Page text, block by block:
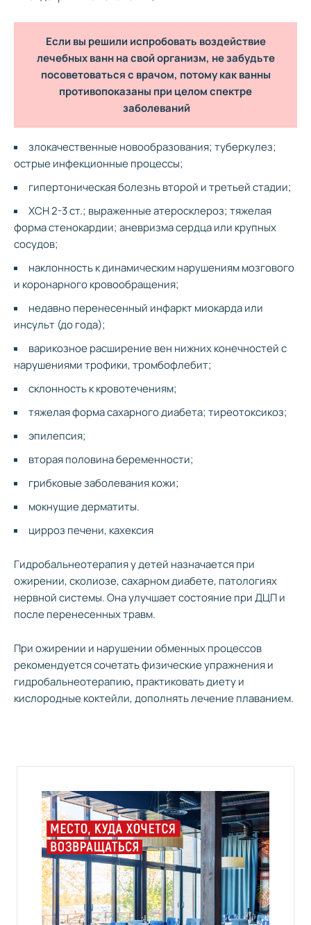
Если вы решили испробовать воздействие
лечебных ванн на свой организм, не забудьте
посоветоваться с врачом, потому как ванны
противопоказаны при целом спектре
заболеваний
злокачественные новообразования; туберкулез;
острые инфекционные процессы;
гипертоническая болезнь второй и третьей стадии;
ХСН 2-3 ст.; выраженные атеросклероз; тяжелая
форма стенокардии; аневризма сердца или крупных
сосудов;
наклонность к динамическим нарушениям мозгового
и коронарного кровообращения;
недавно перенесенный инфаркт миокарда или
инсульт (до года);
варикозное расширение вен нижних конечностей с
нарушениями трофики, тромбофлебит;
склонность к кровотечениям;
тяжелая форма сахарного диабета; тиреотоксикоз;
эпилепсия;
вторая половина беременности;
грибковые заболевания кожи;
мокнущие дерматиты.
цирроз печени, кахексия
Гидробальнеотерапия у детей назначается при
ожирении, сколиозе, сахарном диабете, патологиях
нервной системы. Она улучшает состояние при ДЦП и
после перенесенных травм.
При ожирении и нарушении обменных процессов
рекомендуется сочетать физические упражнения и
гидробальнеотерапию, практиковать диету и
кислородные коктейли, дополнять лечение плаванием.